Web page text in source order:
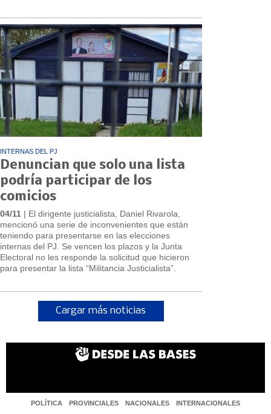
INTERNAS DEL PJ
Denuncian que solo una lista
podría participar de los
comicios
04/11 | El dirigente justicialista, Daniel Rivarola,
mencionó una serie de inconvenientes que están
teniendo para presentarse en las elecciones
internas del PJ. Se vencen los plazos y la Junta
Electoral no les responde la solicitud que hicieron
para presentar la lista “Militancia Justicialista”.
Cargar más noticias
POLÍTICA PROVINCIALES NACIONALES INTERNACIONALES